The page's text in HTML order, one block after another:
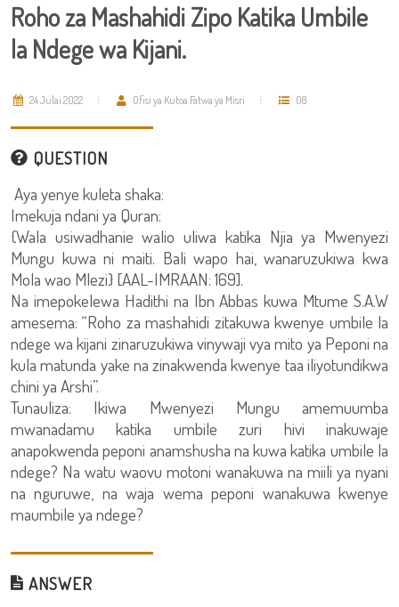
Roho za Mashahidi Zipo Katika Umbile
la Ndege wa Kijani.
24 Julai 2022 Ofisi ya Kutoa Fatwa ya Misri 08
QUESTION
Aya yenye kuleta shaka:
Imekuja ndani ya Quran:
{Wala usiwadhanie walio uliwa katika Njia ya Mwenyezi
Mungu kuwa ni maiti. Bali wapo hai, wanaruzukiwa kwa
Mola wao Mlezi} [AAL-IMRAAN: 169].
Na imepokelewa Hadithi na Ibn Abbas kuwa Mtume S.A.W
amesema: “Roho za mashahidi zitakuwa kwenye umbile la
ndege wa kijani zinaruzukiwa vinywaji vya mito ya Peponi na
kula matunda yake na zinakwenda kwenye taa iliyotundikwa
chini ya Arshi”.
Tunauliza: Ikiwa Mwenyezi Mungu amemuumba
mwanadamu katika umbile zuri hivi inakuwaje
anapokwenda peponi anamshusha na kuwa katika umbile la
ndege? Na watu waovu motoni wanakuwa na miili ya nyani
na nguruwe, na waja wema peponi wanakuwa kwenye
maumbile ya ndege?
ANSWER